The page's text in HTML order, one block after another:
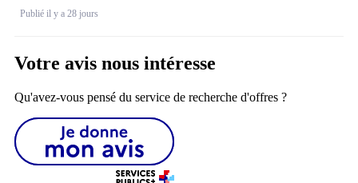
Publié il y a 28 jours
Votre avis nous intéresse
Qu'avez-vous pensé du service de recherche d'offres ?